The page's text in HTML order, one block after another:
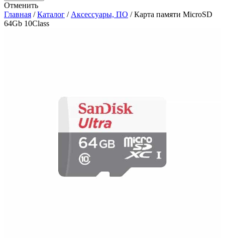
Отменить
Главная /Каталог / Аксессуары, ПО /Карта памяти MicroSD
64Gb 10Class